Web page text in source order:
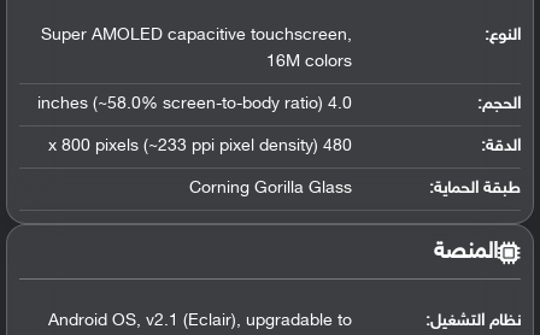
النوع:
Super AMOLED capacitive touchscreen,
16M colors
الحجم: 4.0 inches (~58.0% screen-to-body ratio)
الدقة: 480 x 800 pixels (~233 ppi pixel density)
طبقة الحماية: Corning Gorilla Glass
المنصة
نظام التشغيل:
Android OS, v2.1 (Eclair), upgradable to